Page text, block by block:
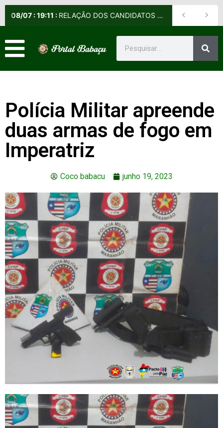
08/07 :19:11 : RELAÇÃO DOS CANDIDATOS SELECIONADOS E NÃO SELECIONADOS PARA A FASE PRESENCIAL DOS CURSOS DE APERFEIÇOAMENTO DE PRAÇAS (CAP) E DE FORMAÇÃO DE SARGENTOS (CFS) – EDITAL Nº 09/2026-DE
Polícia Militar apreende
duas armas de fogo em
Imperatriz
Coco babacu junho 19, 2023